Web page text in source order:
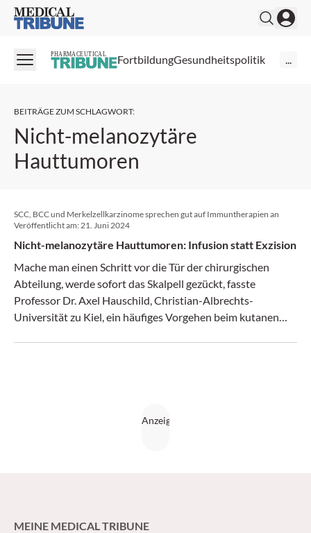
Medical Tribune
PHARMACEUTICAL FortbildungGesundheitspolitik ...
BEITRÄGE ZUM SCHLAGWORT:
Nicht-melanozytäre
Hauttumoren
SCC, BCC und Merkelzellkarzinome sprechen gut auf Immuntherapien an
Veröffentlicht am: 21. Juni 2024
Nicht-melanozytäre Hauttumoren: Infusion statt Exzision
Mache man einen Schritt vor die Tür der chirurgischen
Abteilung, werde sofort das Skalpell gezückt, fasste
Professor Dr. Axel Hauschild, Christian-Albrechts-
Universität zu Kiel, ein häufiges Vorgehen beim kutanen
bräuchte, werde dort vorgestellt.
MEINE MEDICAL TRIBUNE